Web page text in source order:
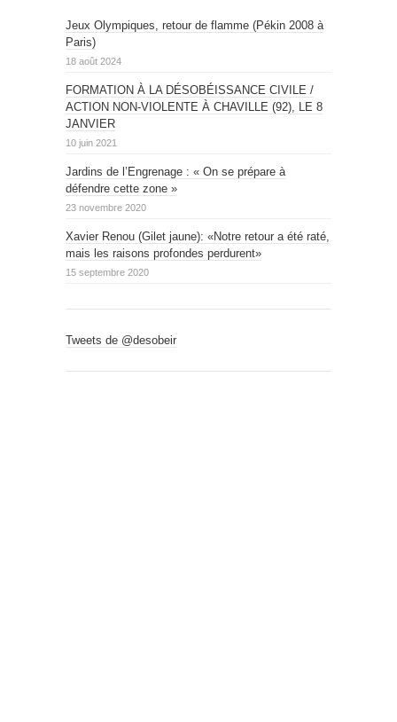
Jeux Olympiques, retour de flamme (Pékin 2008 à
Paris)
18 août 2024
FORMATION À LA DÉSOBÉISSANCE CIVILE /
ACTION NON-VIOLENTE À CHAVILLE (92), LE 8
JANVIER
10 juin 2021
Jardins de l’Engrenage : « On se prépare à
défendre cette zone »
23 novembre 2020
Xavier Renou (Gilet jaune): «Notre retour a été raté,
mais les raisons profondes perdurent»
15 septembre 2020
Tweets de @desobeir